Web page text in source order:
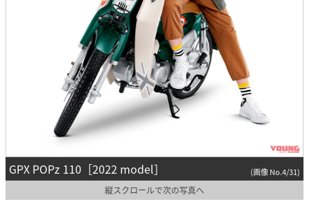
GPX POPz 110［2022 model］ (画像 No.4/31)
縦スクロールで次の写真へ